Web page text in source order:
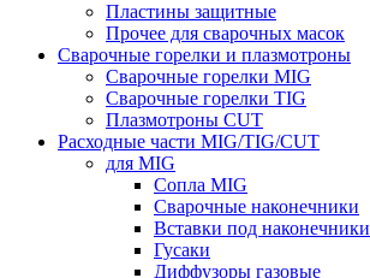
Пластины защитные
Прочее для сварочных масок
Сварочные горелки и плазмотроны
Сварочные горелки MIG
Сварочные горелки TIG
Плазмотроны CUT
Расходные части MIG/TIG/CUT
для MIG
Сопла MIG
Сварочные наконечники
Вставки под наконечники
Гусаки
Диффузоры газовые